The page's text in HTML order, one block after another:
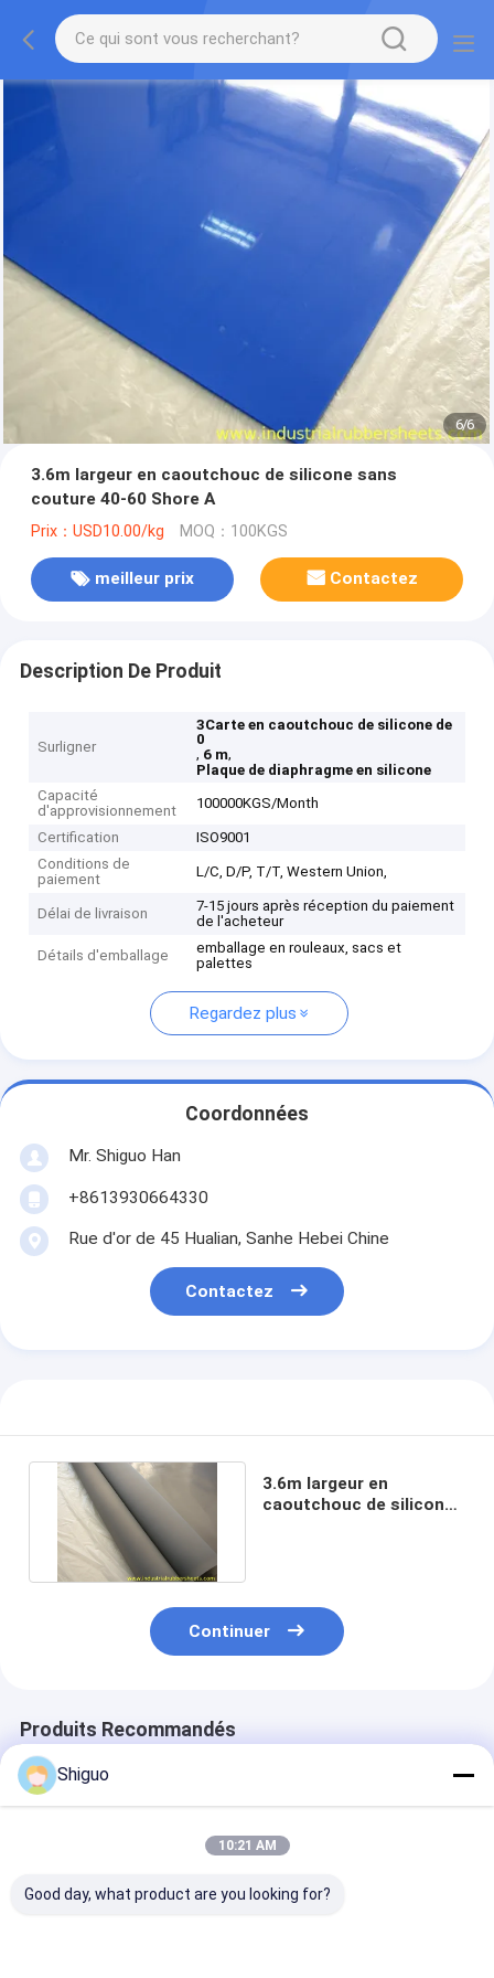
1/6
3.6m largeur en caoutchouc de silicone sans
couture 40-60 Shore A
Prix：USD10.00/kg MOQ：100KGS
meilleur prix Contactez
Description De Produit
Surligner
3Carte en caoutchouc de silicone de
0
, 6 m,
Plaque de diaphragme en silicone
Capacité
d'approvisionnement
100000KGS/Month
Certification
ISO9001
Conditions de
paiement
L/C, D/P, T/T, Western Union,
Délai de livraison
7-15 jours après réception du paiement
de l'acheteur
Détails d'emballage
emballage en rouleaux, sacs et
palettes
Regardez plus
Coordonnées
Mr. Shiguo Han
+8613930664330
Rue d'or de 45 Hualian, Sanhe Hebei Chine
Contactez
3.6m largeur en
caoutchouc de silicone
Continuer
Produits Recommandés
Shiguo
10:21 AM
Good day, what product are you looking for?